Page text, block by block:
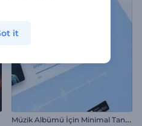
M
üzik Albümü İçin Minimal Tanıtım
it